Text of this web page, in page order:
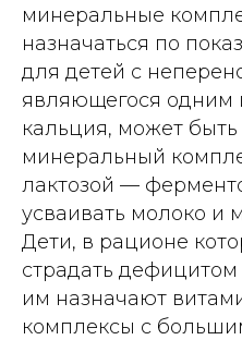
минеральные
назначаться по
для детей с
являющегося одним
кальция, может быть
минеральный
лактозой —
усваивать молоко и
Дети, в рационе
страдать
им назначают
комплексы с